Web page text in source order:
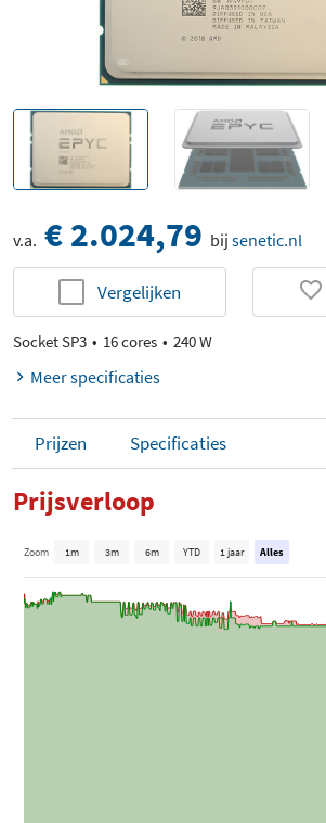
v.a. € 2.024,79 bij senetic.nl
Vergelijken
Socket SP3 16 cores 240 W
Meer specificaties
Prijzen Specificaties
Prijsverloop
Zoom 1m 3m 6m YTD 1 jaar Alles